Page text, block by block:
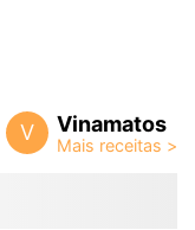
V Vinamatos